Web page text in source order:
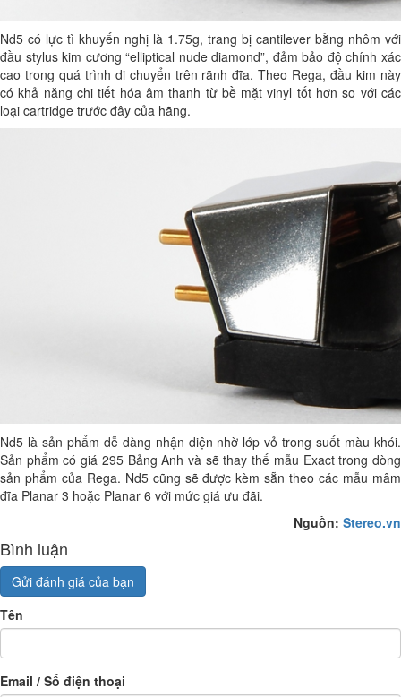
Nd5 có lực tì khuyến nghị là 1.75g, trang bị cantilever bằng nhôm với
đầu stylus kim cương “elliptical nude diamond”, đảm bảo độ chính xác
cao trong quá trình di chuyển trên rãnh đĩa. Theo Rega, đầu kim này
có khả năng chi tiết hóa âm thanh từ bề mặt vinyl tốt hơn so với các
loại cartridge trước đây của hãng.
Nd5 là sản phẩm dễ dàng nhận diện nhờ lớp vỏ trong suốt màu khói.
Sản phẩm có giá 295 Bảng Anh và sẽ thay thế mẫu Exact trong dòng
sản phẩm của Rega. Nd5 cũng sẽ được kèm sẵn theo các mẫu mâm
đĩa Planar 3 hoặc Planar 6 với mức giá ưu đãi.
Nguồn: Stereo.vn
Bình luận
Gửi đánh giá của bạn
Tên
Email / Số điện thoại